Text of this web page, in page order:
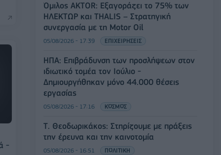
-
Όμιλος AKTOR: Εξαγοράζει το 75% των
ΗΛΕΚΤΩΡ και THALIS – Στρατηγική
συνεργασία με τη Motor Oil
05/08/2026 - 17:39 ΕΠΙΧΕΙΡΗΣΕΙΣ
ΗΠΑ: Επιβράδυνση των προσλήψεων στον
ιδιωτικό τομέα τον Ιούλιο -
Δημιουργήθηκαν μόνο 44.000 θέσεις
εργασίας
05/08/2026 - 17:16 ΚΟΣΜΟΣ
Τ. Θεοδωρικάκος: Στηρίζουμε με πράξεις
την έρευνα και την καινοτομία
05/08/2026 - 16:51 ΠΟΛΙΤΙΚΗ